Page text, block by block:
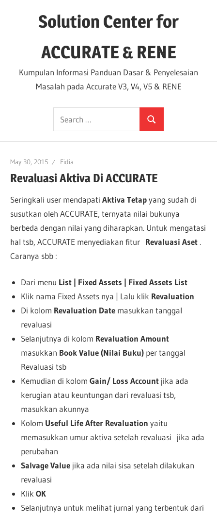
Solution Center for
ACCURATE & RENE
Kumpulan Informasi Panduan Dasar & Penyelesaian
Masalah pada Accurate V3, V4, V5 & RENE
Search
for:
Search
May 30, 2015 Fidia
Revaluasi Aktiva Di ACCURATE
Seringkali user mendapatiAktiva Tetapyang sudah di
susutkan oleh ACCURATE, ternyata nilai bukunya
berbeda dengan nilai yang diharapkan. Untuk mengatasi
hal tsb, ACCURATE menyediakan fitur Revaluasi Aset .
Caranya sbb :
Dari menu List | Fixed Assets | Fixed Assets List
Klik nama Fixed Assets nya | Lalu klik Revaluation
Di kolom Revaluation Datemasukkan tanggal
revaluasi
Selanjutnya di kolom Revaluation Amount
masukkan Book Value (Nilai Buku)per tanggal
Revaluasi tsb
Kemudian di kolom Gain/ Loss Accountjika ada
kerugian atau keuntungan dari revaluasi tsb,
masukkan akunnya
Kolom Useful Life After Revaluation yaitu
memasukkan umur aktiva setelah revaluasi jika ada
perubahan
Salvage Valuejika ada nilai sisa setelah dilakukan
revaluasi
Klik OK
Selanjutnya untuk melihat jurnal yang terbentuk dari